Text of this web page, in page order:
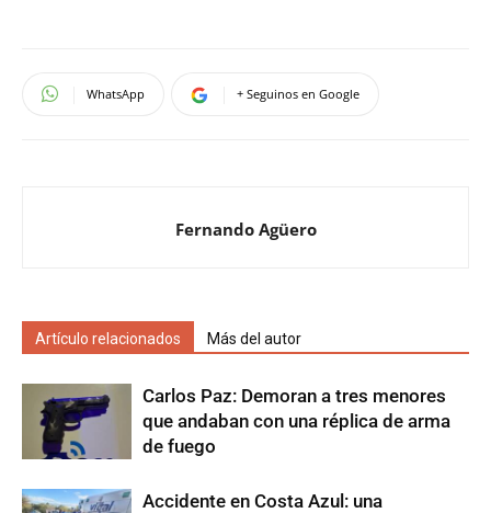
WhatsApp + Seguinos en Google
Fernando Agüero
Artículo relacionados Más del autor
Carlos Paz: Demoran a tres menores
que andaban con una réplica de arma
de fuego
Accidente en Costa Azul: una